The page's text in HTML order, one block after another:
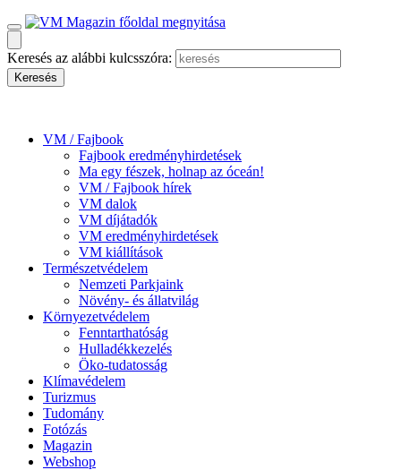
Keresés az alábbi kulcsszóra:
VM / Fajbook
Fajbook eredményhirdetések
Ma egy fészek, holnap az óceán!
VM / Fajbook hírek
VM dalok
VM díjátadók
VM eredményhirdetések
VM kiállítások
Természetvédelem
Nemzeti Parkjaink
Növény- és állatvilág
Környezetvédelem
Fenntarthatóság
Hulladékkezelés
Öko-tudatosság
Klímavédelem
Turizmus
Tudomány
Fotózás
Magazin
Webshop